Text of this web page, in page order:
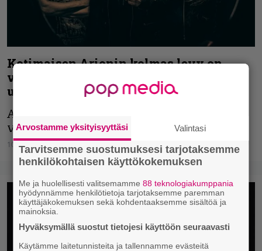
Kotimaisen Arionin kolmas levy on
valmis – kuuntele mahtipontinen
uutuussingle
Arionin uudella singlellä esiintyy liuta
vierailijoita.
10.02.2021
Arvostamme yksityisyyttäsi Valintasi
Tarvitsemme suostumuksesi tarjotaksemme
henkilökohtaisen käyttökokemuksen
Me ja huolellisesti valitsemamme88 teknologiakumppania
hyödynnämme henkilötietoja tarjotaksemme paremman
käyttäjäkokemuksen sekä kohdentaaksemme sisältöä ja
mainoksia.
Hyväksymällä suostut tietojesi käyttöön seuraavasti
Käytämme laitetunnisteita ja tallennamme evästeitä